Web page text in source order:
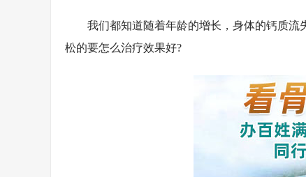
我们都知道随着年龄的增长，身体的钙质流
松的要怎么治疗效果好?